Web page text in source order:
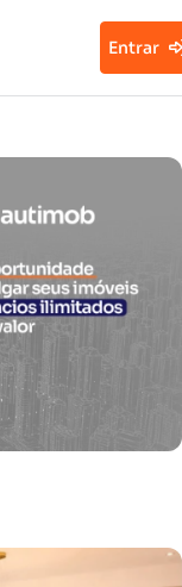
Entrar